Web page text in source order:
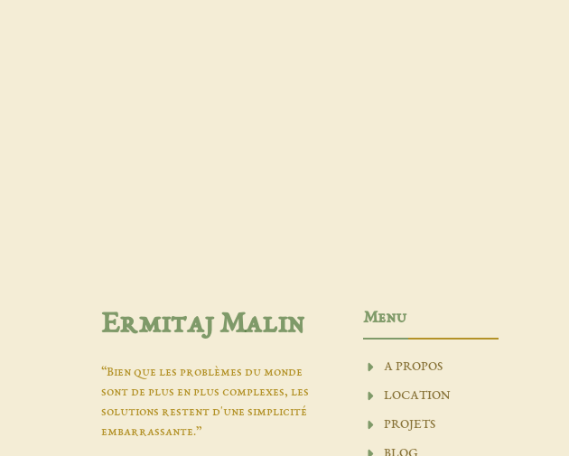
Ermitaj Malin
“Bien que les problèmes du monde
sont de plus en plus complexes, les
solutions restent d'une simplicité
embarrassante.”
Menu
A PROPOS
LOCATION
PROJETS
BLOG